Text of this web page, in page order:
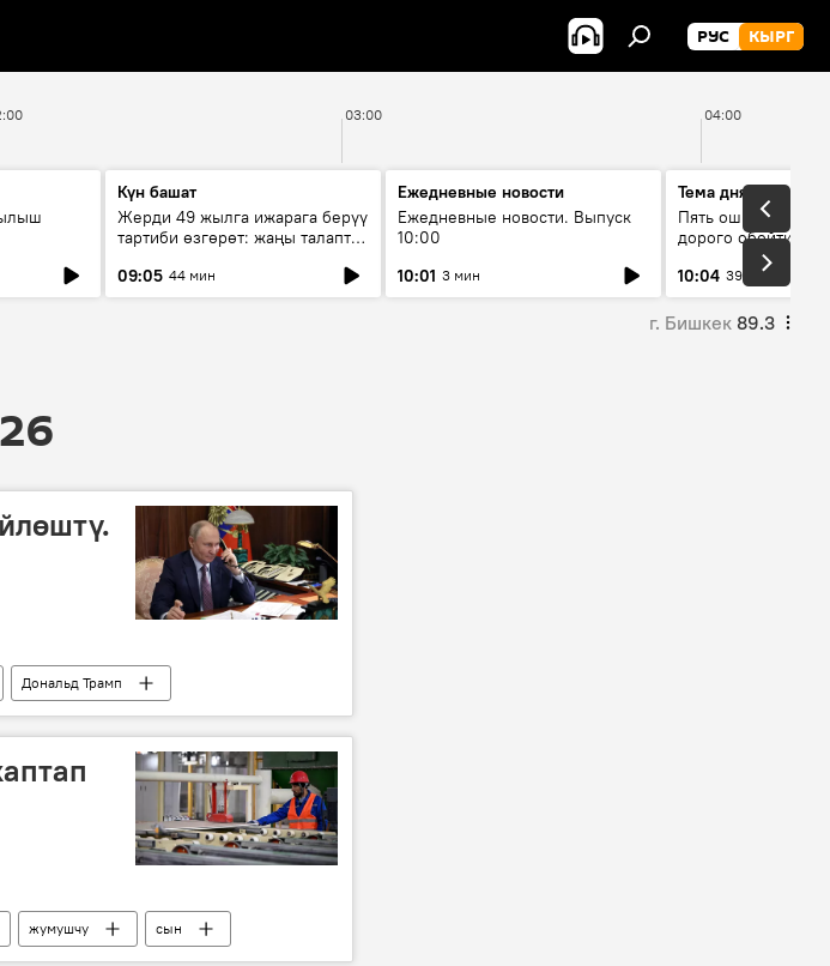
РУС КЫРГ
03:00 04:00
Күн башат
Жерди 49 жылга ижарага берүү
тартиби өзгөрөт: жаңы талаптар
09:05 44 мин
Ежедневные новости
Ежедневные новости. Выпуск
10:00
10:01 3 мин
Тема дня
Пять ошибок
дорого обойтись
10:04 39 мин
г. Бишкек 89.3
Дональд Трамп
жумушчу сын